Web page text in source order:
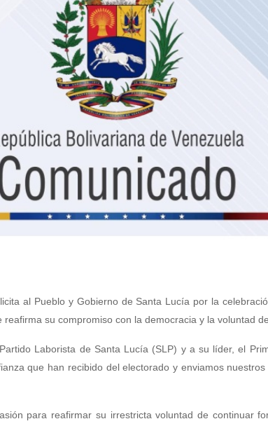
al Pueblo y Gobierno de Santa Lucía por la
su compromiso con la democracia y la voluntad
Laborista de Santa Lucía (SLP) y a su líder, el
que han recibido del electorado y enviamos
para reafirmar su irrestricta voluntad de continuar